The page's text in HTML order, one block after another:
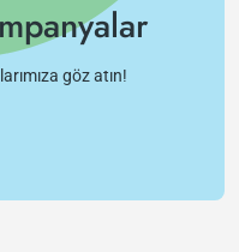
göz atın!